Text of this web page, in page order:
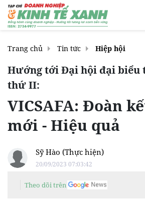
Trang chủ Tin tức Hiệp hội
Hướng tới Đại hội đại biểu
thứ II:
VICSAFA: Đoàn
mới - Hiệu quả
Sỹ Hào (Thực hiện)
20/09/2023 07:03:42
Theo dõi trên